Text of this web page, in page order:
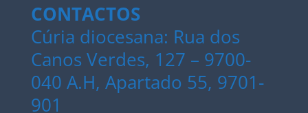
CONTACTOS
Cúria diocesana: Rua dos
Canos Verdes, 127 – 9700-
040 A.H, Apartado 55, 9701-
901